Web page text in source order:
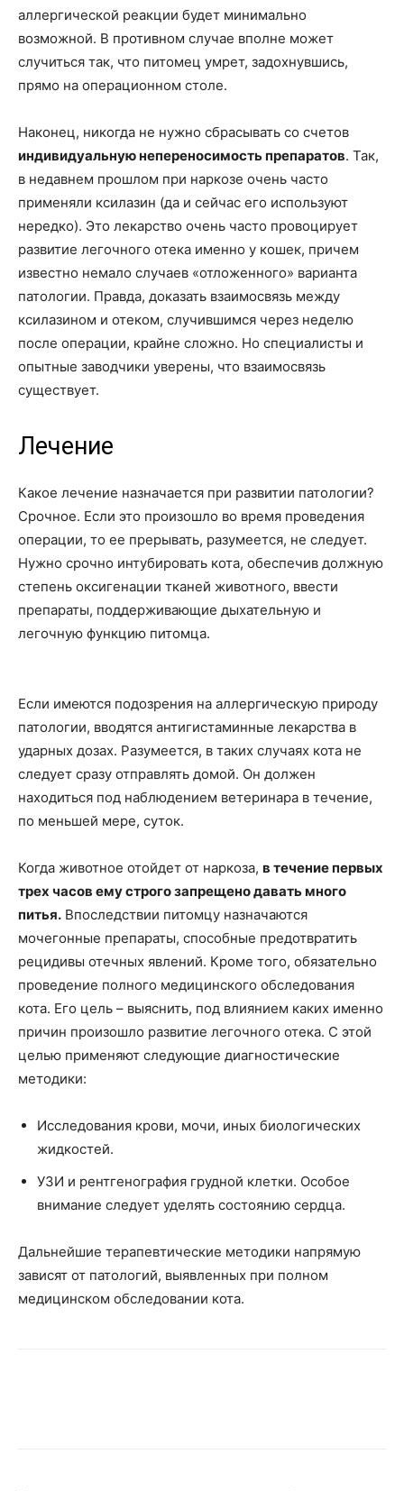
аллергической реакции будет минимально
возможной. В противном случае вполне может
случиться так, что питомец умрет, задохнувшись,
прямо на операционном столе.
Наконец, никогда не нужно сбрасывать со счетов
индивидуальную непереносимость препаратов. Так,
в недавнем прошлом при наркозе очень часто
применяли ксилазин (да и сейчас его используют
нередко). Это лекарство очень часто провоцирует
развитие легочного отека именно у кошек, причем
известно немало случаев «отложенного» варианта
патологии. Правда, доказать взаимосвязь между
ксилазином и отеком, случившимся через неделю
после операции, крайне сложно. Но специалисты и
опытные заводчики уверены, что взаимосвязь
существует.
Лечение
Какое лечение назначается при развитии патологии?
Срочное. Если это произошло во время проведения
операции, то ее прерывать, разумеется, не следует.
Нужно срочно интубировать кота, обеспечив должную
степень оксигенации тканей животного, ввести
препараты, поддерживающие дыхательную и
легочную функцию питомца.
Если имеются подозрения на аллергическую природу
патологии, вводятся антигистаминные лекарства в
ударных дозах. Разумеется, в таких случаях кота не
следует сразу отправлять домой. Он должен
находиться под наблюдением ветеринара в течение,
по меньшей мере, суток.
Когда животное отойдет от наркоза, в течение первых
трех часов ему строго запрещено давать много
питья. Впоследствии питомцу назначаются
мочегонные препараты, способные предотвратить
рецидивы отечных явлений. Кроме того, обязательно
проведение полного медицинского обследования
кота. Его цель – выяснить, под влиянием каких именно
причин произошло развитие легочного отека. С этой
целью применяют следующие диагностические
методики:
Исследования крови, мочи, иных биологических
жидкостей.
УЗИ и рентгенография грудной клетки. Особое
внимание следует уделять состоянию сердца.
Дальнейшие терапевтические методики напрямую
зависят от патологий, выявленных при полном
медицинском обследовании кота.